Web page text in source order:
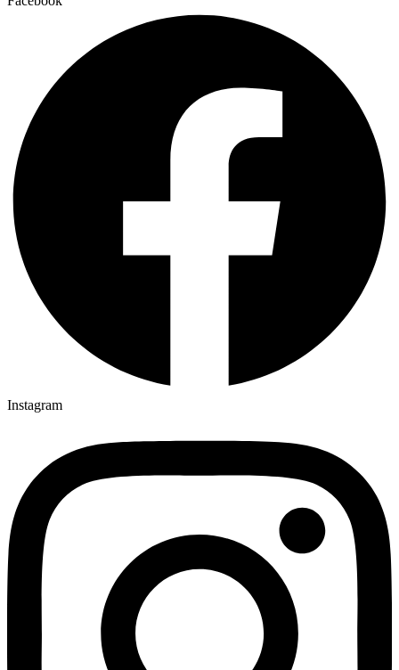
Instagram